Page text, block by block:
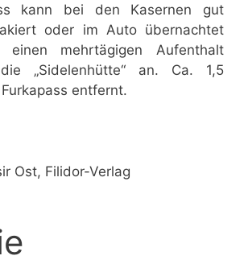
kann bei den Kasernen gut
oder im Auto übernachtet
einen mehrtägigen Aufenthalt
„Sidelenhütte“ an. Ca. 1,5
entfernt.
Ost, Filidor-Verlag